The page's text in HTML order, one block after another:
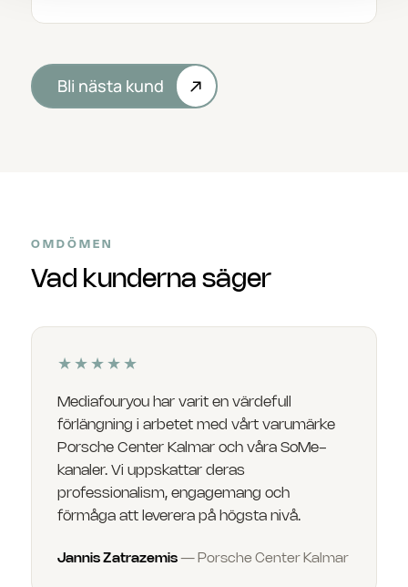
Bli nästa kund
OMDÖMEN
Vad kunderna säger
★★★★★
Mediafouryou har varit en värdefull
förlängning i arbetet med vårt varumärke
Porsche Center Kalmar och våra SoMe-
kanaler. Vi uppskattar deras
professionalism, engagemang och
förmåga att leverera på högsta nivå.
Jannis Zatrazemis — Porsche Center Kalmar